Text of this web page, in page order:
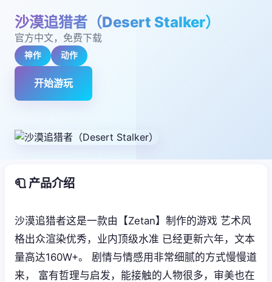
沙漠追猎者（Desert Stalker）
官方中文，免费下载
神作 动作
开始游玩
🧻 产品介绍
沙漠追猎者这是一款由【Zetan】制作的游戏 艺术风
格出众渲染优秀，业内顶级水准 已经更新六年，文本
量高达160W+。 剧情与情感用非常细腻的方式慢慢道
来， 富有哲理与启发，能接触的人物很多，审美也在